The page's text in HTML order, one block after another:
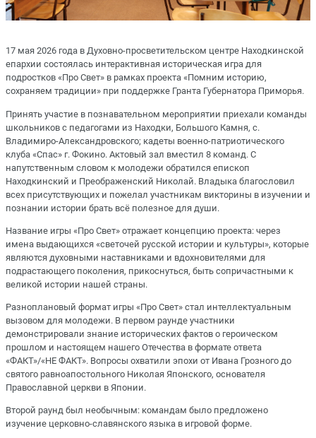
17 мая 2026 года в Духовно-просветительском центре Находкинской
епархии состоялась интерактивная историческая игра для
подростков «Про Свет» в рамках проекта «Помним историю,
сохраняем традиции» при поддержке Гранта Губернатора Приморья.
Принять участие в познавательном мероприятии приехали команды
школьников с педагогами из Находки, Большого Камня, с.
Владимиро-Александровского; кадеты военно-патриотического
клуба «Спас» г. Фокино. Актовый зал вместил 8 команд. С
напутственным словом к молодежи обратился епископ
Находкинский и Преображенский Николай. Владыка благословил
всех присутствующих и пожелал участникам викторины в изучении и
познании истории брать всё полезное для души.
Название игры «Про Свет» отражает концепцию проекта: через
имена выдающихся «светочей русской истории и культуры», которые
являются духовными наставниками и вдохновителями для
подрастающего поколения, прикоснуться, быть сопричастными к
великой истории нашей страны.
Разноплановый формат игры «Про Свет» стал интеллектуальным
вызовом для молодежи. В первом раунде участники
демонстрировали знание исторических фактов о героическом
прошлом и настоящем нашего Отечества в формате ответа
«ФАКТ»/«НЕ ФАКТ». Вопросы охватили эпохи от Ивана Грозного до
святого равноапостольного Николая Японского, основателя
Православной церкви в Японии.
Второй раунд был необычным: командам было предложено
изучение церковно-славянского языка в игровой форме.